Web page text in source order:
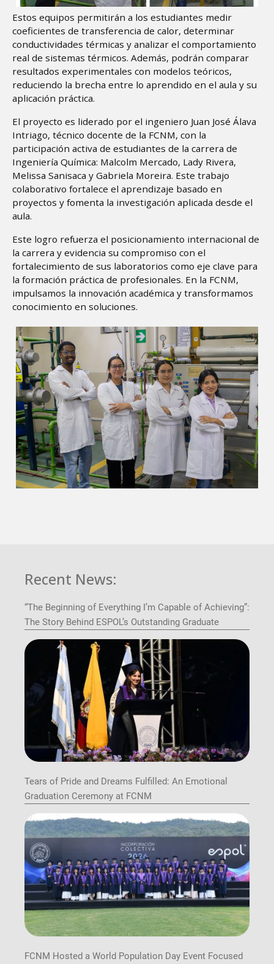
Estos equipos permitirán a los estudiantes medir
coeficientes de transferencia de calor, determinar
conductividades térmicas y analizar el comportamiento
real de sistemas térmicos. Además, podrán comparar
resultados experimentales con modelos teóricos,
reduciendo la brecha entre lo aprendido en el aula y su
aplicación práctica.
El proyecto es liderado por el ingeniero Juan José Álava
Intriago, técnico docente de la FCNM, con la
participación activa de estudiantes de la carrera de
Ingeniería Química: Malcolm Mercado, Lady Rivera,
Melissa Sanisaca y Gabriela Moreira. Este trabajo
colaborativo fortalece el aprendizaje basado en
proyectos y fomenta la investigación aplicada desde el
aula.
Este logro refuerza el posicionamiento internacional de
la carrera y evidencia su compromiso con el
fortalecimiento de sus laboratorios como eje clave para
la formación práctica de profesionales. En la FCNM,
impulsamos la innovación académica y transformamos
conocimiento en soluciones.
Image
Recent News:
“The Beginning of Everything I’m Capable of Achieving”:
The Story Behind ESPOL’s Outstanding Graduate
Tears of Pride and Dreams Fulfilled: An Emotional
Graduation Ceremony at FCNM
FCNM Hosted a World Population Day Event Focused